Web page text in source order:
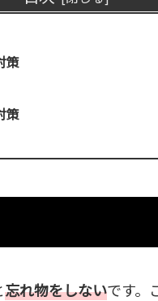
策
策
忘れ物をしないです。